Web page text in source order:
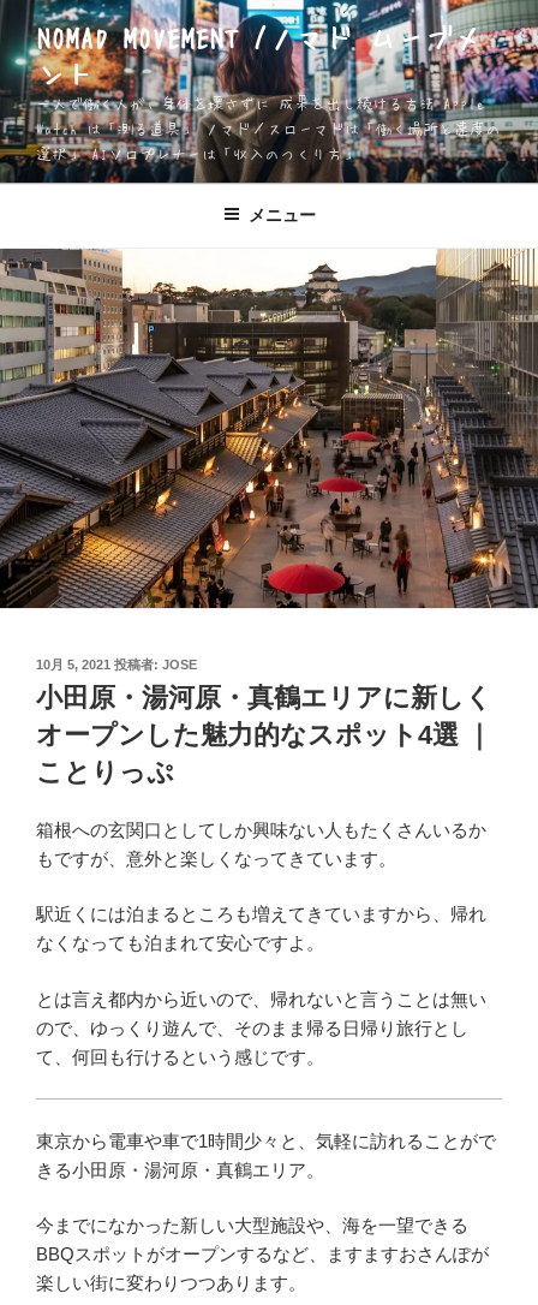
ン
テ
ン
ツ
へ
ス
プ
NOMAD MOVEMENT /ノマド ムーブメ
ント
一人で働く人が、身体を壊さずに 成果を出し続ける方法 Apple
Watch は「測る道具」 ノマド／スローマドは「働く場所と速度の
選択」 AIソロプレナーは「収入のつくり方」
メニュー
投
日:
10月 5, 2021 投稿者: JOSE
小田原・湯河原・真鶴エリアに新しく
オープンした魅力的なスポット4選 ｜
ことりっぷ
箱根への玄関口としてしか興味ない人もたくさんいるか
もですが、意外と楽しくなってきています。
駅近くには泊まるところも増えてきていますから、帰れ
なくなっても泊まれて安心ですよ。
とは言え都内から近いので、帰れないと言うことは無い
ので、ゆっくり遊んで、そのまま帰る日帰り旅行とし
て、何回も行けるという感じです。
東京から電車や車で1時間少々と、気軽に訪れることがで
きる小田原・湯河原・真鶴エリア。
今までになかった新しい大型施設や、海を一望できる
BBQスポットがオープンするなど、ますますおさんぽが
楽しい街に変わりつつあります。